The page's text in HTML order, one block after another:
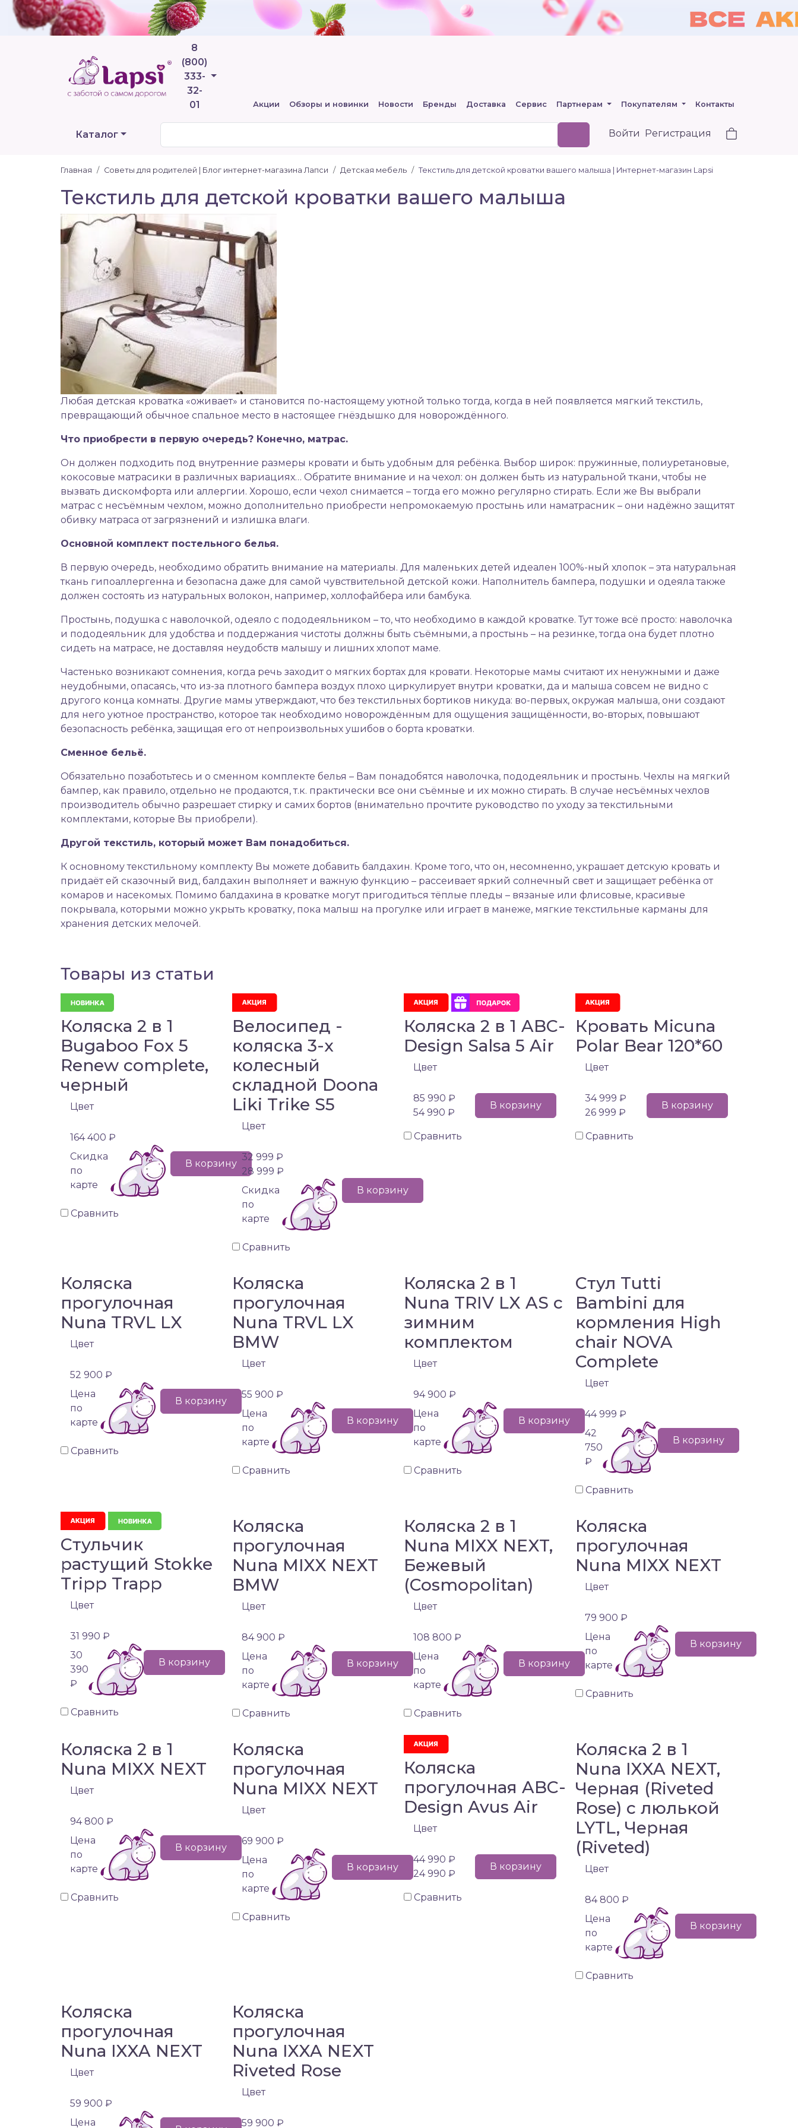
8
(800)
333-
32-
01
Телефоны
Акции Обзоры и новинки Новости Бренды Доставка Сервис Партнерам Покупателям Контакты
Каталог Войти Регистрация
Главная Советы для родителей | Блог интернет-магазина Лапси Детская мебель Текстиль для детской кроватки вашего малыша | Интернет-магазин Lapsi
Текстиль для детской кроватки вашего малыша
Любая детская кроватка «оживает» и становится по-настоящему уютной только тогда, когда в ней появляется мягкийтекстиль,
превращающий обычное спальное место в настоящее гнёздышко для новорождённого.
Что приобрести в первую очередь? Конечно, матрас.
Он должен подходить под внутренние размеры кровати и быть удобным для ребёнка. Выбор широк: пружинные, полиуретановые,
кокосовые матрасики в различных вариациях… Обратите внимание и на чехол: он должен быть из натуральной ткани, чтобы не
вызвать дискомфорта или аллергии. Хорошо, если чехол снимается – тогда его можно регулярно стирать. Если же Вы выбрали
матрас с несъёмным чехлом, можно дополнительно приобрести непромокаемую простынь или наматрасник – они надёжно защитят
обивку матраса от загрязнений и излишка влаги.
Основной комплект постельного белья.
В первую очередь, необходимо обратить внимание на материалы. Для маленьких детей идеален 100%-ный хлопок – эта натуральная
ткань гипоаллергенна и безопасна даже для самой чувствительной детской кожи. Наполнитель бампера, подушки и одеяла также
должен состоять из натуральных волокон, например, холлофайбера или бамбука.
Простынь, подушка с наволочкой, одеяло с пододеяльником – то, что необходимо в каждой кроватке. Тут тоже всё просто: наволочка
и пододеяльник для удобства и поддержания чистоты должны быть съёмными, а простынь – на резинке, тогда она будет плотно
сидеть на матрасе, не доставляя неудобств малышу и лишних хлопот маме.
Частенько возникают сомнения, когда речь заходит о мягких бортах для кровати. Некоторые мамы считают их ненужными и даже
неудобными, опасаясь, что из-за плотного бампера воздух плохо циркулирует внутри кроватки, да и малыша совсем не видно с
другого конца комнаты. Другие мамы утверждают, что без текстильных бортиков никуда: во-первых, окружая малыша, они создают
для него уютное пространство, которое так необходимо новорождённым для ощущения защищённости, во-вторых, повышают
безопасность ребёнка, защищая его от непроизвольных ушибов о борта кроватки.
Сменное бельё.
Обязательно позаботьтесь и о сменном комплекте белья – Вам понадобятся наволочка, пододеяльник и простынь. Чехлы на мягкий
бампер, как правило, отдельно не продаются, т.к. практически все они съёмные и их можно стирать. В случае несъёмных чехлов
производитель обычно разрешает стирку и самих бортов (внимательно прочтите руководство по уходу за текстильными
комплектами, которые Вы приобрели).
Другой текстиль, который может Вам понадобиться.
К основному текстильному комплекту Вы можете добавить балдахин. Кроме того, что он, несомненно, украшает детскую кровать и
придаёт ей сказочный вид, балдахин выполняет и важную функцию – рассеивает яркий солнечный свет и защищает ребёнка от
комаров и насекомых. Помимо балдахина в кроватке могут пригодиться тёплые пледы – вязаные или флисовые, красивые
покрывала, которыми можно укрыть кроватку, пока малыш на прогулке или играет в манеже, мягкие текстильные карманы для
хранения детских мелочей.
Товары из статьи
Коляска 2 в 1
Bugaboo Fox 5
Renew complete,
черный
Цвет
164 400 ₽
Cкидка
по
карте
В корзину
Сравнить
Велосипед -
коляска 3-х
колесный
складной Doona
Liki Trike S5
Цвет
32 999 ₽
28 999 ₽
Cкидка
по
карте
В корзину
Сравнить
Коляска 2 в 1 ABC-
Design Salsa 5 Air
Цвет
85 990 ₽
54 990 ₽
В корзину
Сравнить
Кровать Micuna
Polar Bear 120*60
Цвет
34 999 ₽
26 999 ₽
В корзину
Сравнить
Коляска
прогулочная
Nuna TRVL LX
Цвет
52 900 ₽
Цена
по
карте
В корзину
Сравнить
Коляска
прогулочная
Nuna TRVL LX
BMW
Цвет
55 900 ₽
Цена
по
карте
В корзину
Сравнить
Коляска 2 в 1
Nuna TRIV LX AS с
зимним
комплектом
Цвет
94 900 ₽
Цена
по
карте
В корзину
Сравнить
Стул Tutti
Bambini для
кормления High
chair NOVA
Complete
Цвет
44 999 ₽
42
750
₽
В корзину
Сравнить
Стульчик
растущий Stokke
Tripp Trapp
Цвет
31 990 ₽
30
390
₽
В корзину
Сравнить
Коляска
прогулочная
Nuna MIXX NEXT
BMW
Цвет
84 900 ₽
Цена
по
карте
В корзину
Сравнить
Коляска 2 в 1
Nuna MIXX NEXT,
Бежевый
(Cosmopolitan)
Цвет
108 800 ₽
Цена
по
карте
В корзину
Сравнить
Коляска
прогулочная
Nuna MIXX NEXT
Цвет
79 900 ₽
Цена
по
карте
В корзину
Сравнить
Коляска 2 в 1
Nuna MIXX NEXT
Цвет
94 800 ₽
Цена
по
карте
В корзину
Сравнить
Коляска
прогулочная
Nuna MIXX NEXT
Цвет
69 900 ₽
Цена
по
карте
В корзину
Сравнить
Коляска
прогулочная ABC-
Design Avus Air
Цвет
44 990 ₽
24 990 ₽
В корзину
Сравнить
Коляска 2 в 1
Nuna IXXA NEXT,
Черная (Riveted
Rose) с люлькой
LYTL, Черная
(Riveted)
Цвет
84 800 ₽
Цена
по
карте
В корзину
Сравнить
Коляска
прогулочная
Nuna IXXA NEXT
Цвет
59 900 ₽
Цена
Коляска
прогулочная
Nuna IXXA NEXT
Riveted Rose
Цвет
59 900 ₽